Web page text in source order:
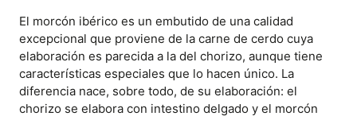
El morcón ibérico es un embutido de una calidad
excepcional que proviene de la carne de cerdo cuya
elaboración es parecida a la del chorizo, aunque tiene
características especiales que lo hacen único. La
diferencia nace, sobre todo, de su elaboración: el
chorizo se elabora con intestino delgado y el morcón